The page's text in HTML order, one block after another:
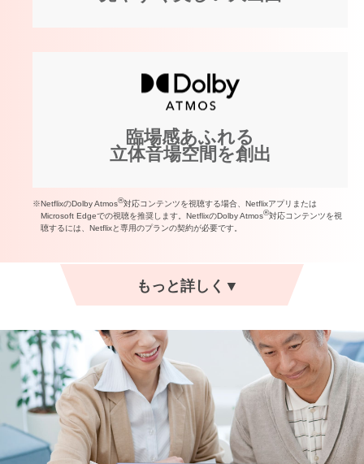
臨場感あふれる
立体音場空間を創出
※NetflixのDolby Atmos®対応コンテンツを視聴する場合、Netflixアプリまたは
Microsoft Edgeでの視聴を推奨します。NetflixのDolby Atmos®対応コンテンツを視
聴するには、Netflixと専用のプランの契約が必要です。